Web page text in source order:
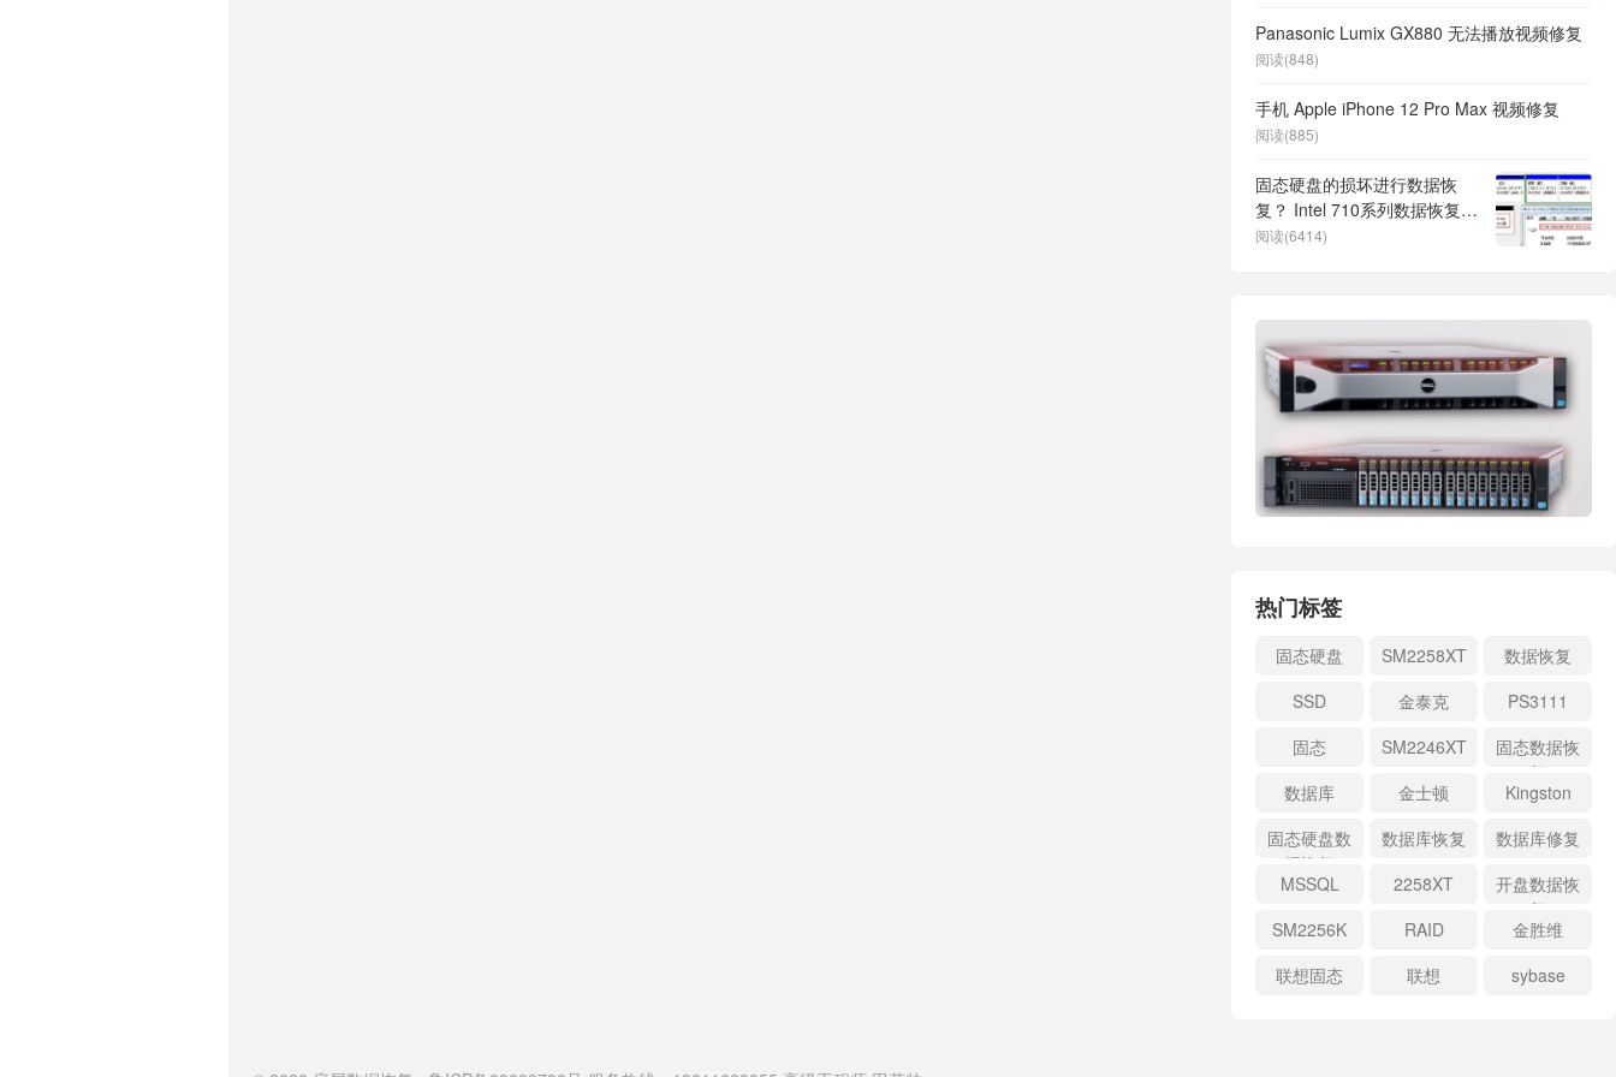
Panasonic Lumix GX880 无法播放视频修复
阅读(848)
手机 Apple iPhone 12 Pro Max 视频修复
阅读(885)
固态硬盘的损坏进行数据恢
复？ Intel 710系列数据恢复过
程
阅读(6414)
热门标签
固态硬盘 SM2258XT
数据恢复
SSD
金泰克
PS3111
固态
SM2246XT
固态数据恢
复
数据库
金士顿
Kingston
固态硬盘数
据恢复
数据库恢复
数据库修复
MSSQL
2258XT
开盘数据恢
复
SM2256K
RAID
金胜维
联想固态
联想 sybase